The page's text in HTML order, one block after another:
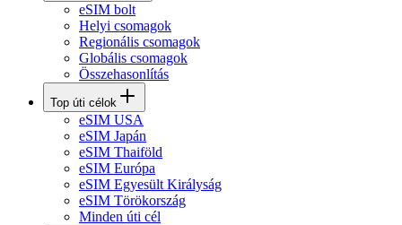
eSIM bolt
Helyi csomagok
Regionális csomagok
Globális csomagok
Összehasonlítás
Top úti célok
eSIM USA
eSIM Japán
eSIM Thaiföld
eSIM Európa
eSIM Egyesült Királyság
eSIM Törökország
Minden úti cél